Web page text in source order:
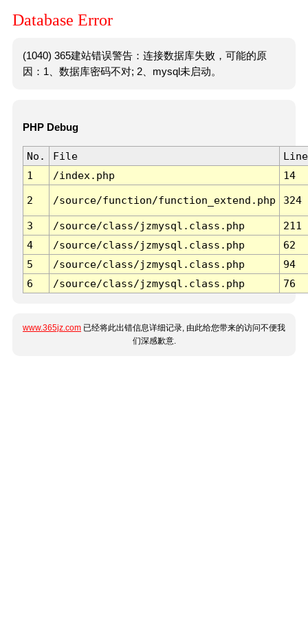
Database Error
(1040) 365建站错误警告：连接数据库失败，可能的原
因：1、数据库密码不对; 2、mysql未启动。
PHP Debug
No. File
Line
1
/index.php 14
2 /source/function/function_extend.php 324
3 /source/class/jzmysql.class.php
211
4
/source/class/jzmysql.class.php
62
5
/source/class/jzmysql.class.php
94
6
/source/class/jzmysql.class.php 76
www.365jz.com 已经将此出错信息详细记录, 由此给您带来的访问不便我
们深感歉意.